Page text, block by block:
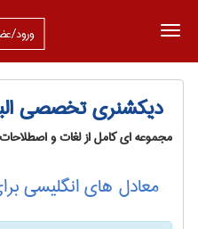
ورود/
دیکشنری تخصصی
مجموعه ای کامل از لغات و
معادل های انگلیسی